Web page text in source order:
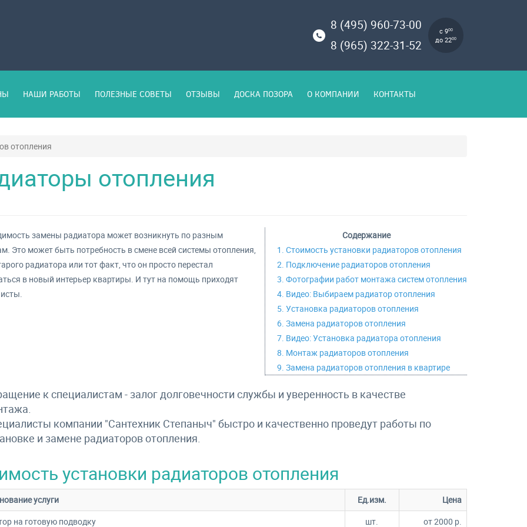
8 (495) 960-73-00
8 (965) 322-31-52
с 900
до 2200
НАШИ РАБОТЫ ПОЛЕЗНЫЕ СОВЕТЫ ОТЗЫВЫ ДОСКА ПОЗОРА О КОМПАНИИ КОНТАКТЫ
отопления
отопления
Содержание
1. Стоимость установки радиаторов отопления
2. Подключение радиаторов отопления
3. Фотографии работ монтажа систем отопления
4. Видео: Выбираем радиатор отопления
5. Установка радиаторов отопления
6. Замена радиаторов отопления
7. Видео: Установка радиатора отопления
8. Монтаж радиаторов отопления
9. Замена радиаторов отопления в квартире
замены радиатора может возникнуть по разным
Это может быть потребность в смене всей системы отопления,
радиатора или тот факт, что он просто перестал
в новый интерьер квартиры. И тут на помощь приходят
к специалистам - залог долговечности службы и уверенность в качестве
компании "Сантехник Степаныч" быстро и качественно проведут работы по
и замене радиаторов отопления.
установки радиаторов отопления
услуги Ед.изм.
Цена
на готовую подводку
шт. от 2000 р.